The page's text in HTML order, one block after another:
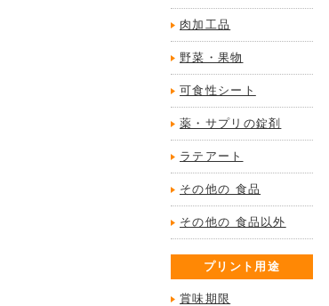
肉加工品
野菜・果物
可食性シート
薬・サプリの錠剤
ラテアート
その他の 食品
その他の 食品以外
プリント用途
賞味期限